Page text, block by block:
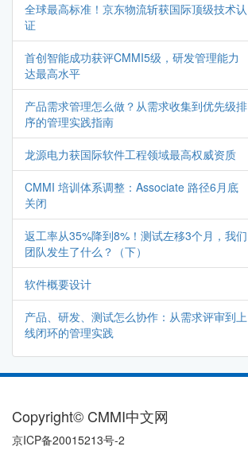
全球最高标准！京东物流斩获国际顶级技术认
证
首创智能成功获评CMMI5级，研发管理能力
达最高水平
产品需求管理怎么做？从需求收集到优先级排
序的管理实践指南
龙源电力获国际软件工程领域最高权威资质
CMMI 培训体系调整：Associate 路径6月底
关闭
返工率从35%降到8%！测试左移3个月，我们
团队发生了什么？（下）
软件概要设计
产品、研发、测试怎么协作：从需求评审到上
线闭环的管理实践
Copyright© CMMI中文网
京ICP备20015213号-2